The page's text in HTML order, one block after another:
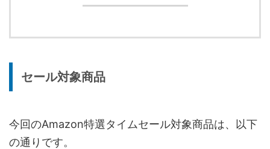
セール対象商品
今回のAmazon特選タイムセール対象商品は、以下
の通りです。